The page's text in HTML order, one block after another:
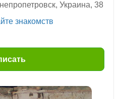
Украина, 38
знакомств